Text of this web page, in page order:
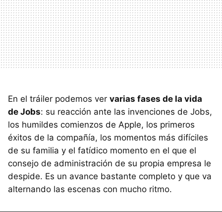
En el tráiler podemos ver varias fases de la vida
de Jobs: su reacción ante las invenciones de Jobs,
los humildes comienzos de Apple, los primeros
éxitos de la compañía, los momentos más difíciles
de su familia y el fatídico momento en el que el
consejo de administración de su propia empresa le
despide. Es un avance bastante completo y que va
alternando las escenas con mucho ritmo.